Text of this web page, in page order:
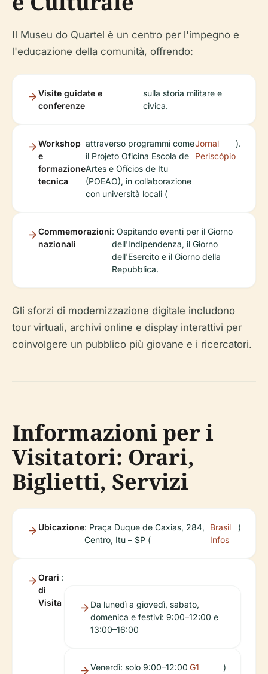
Il Museu do Quartel è un centro per l'impegno e
l'educazione della comunità, offrendo:
Visite guidate e
conferenze
sulla storia militare e
civica.
Workshop
e
formazione
tecnica
attraverso programmi come
il Projeto Oficina Escola de
Artes e Ofícios de Itu
(POEAO), in collaborazione
con università locali (
Jornal
Periscópio
).
Commemorazioni
nazionali
: Ospitando eventi per il Giorno
dell'Indipendenza, il Giorno
dell'Esercito e il Giorno della
Repubblica.
Gli sforzi di modernizzazione digitale includono
tour virtuali, archivi online e display interattivi per
coinvolgere un pubblico più giovane e i ricercatori.
Informazioni per i
Visitatori: Orari,
Biglietti, Servizi
Ubicazione: Praça Duque de Caxias, 284,
Centro, Itu – SP (
Brasil
Infos
)
Orari
di
Visita
:
Da lunedì a giovedì, sabato,
domenica e festivi: 9:00–12:00 e
13:00–16:00
Venerdì: solo 9:00–12:00 G1
)